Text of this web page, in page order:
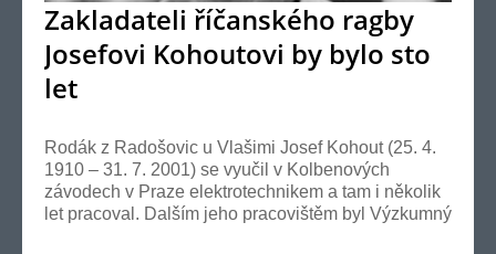
Zakladateli říčanského ragby
Josefovi Kohoutovi by bylo sto
let
Rodák z Radošovic u Vlašimi Josef Kohout (25. 4.
1910 – 31. 7. 2001) se vyučil v Kolbenových
závodech v Praze elektrotechnikem a tam i několik
let pracoval. Dalším jeho pracovištěm byl Výzkumný